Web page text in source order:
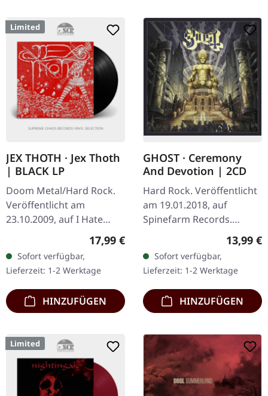
Limited
JEX THOTH · Jex Thoth
| BLACK LP
Doom Metal/Hard Rock.
Veröffentlicht am
23.10.2009, auf I Hate
Records. Schwarzes Vinyl
Limitiert auf 500
Exemplare. Dieses…
Regulärer Preis:
17,99 €
Sofort verfügbar,
Lieferzeit: 1-2 Werktage
HINZUFÜGEN
GHOST · Ceremony
And Devotion | 2CD
Hard Rock. Veröffentlicht
am 19.01.2018, auf
Spinefarm Records.
Doppel-CD-Album im
transparentem Tray.
Ceremony And Devotion
von Ghost…
13,99 €
Sofort verfügbar,
Lieferzeit: 1-2 Werktage
HINZUFÜGEN
Limited